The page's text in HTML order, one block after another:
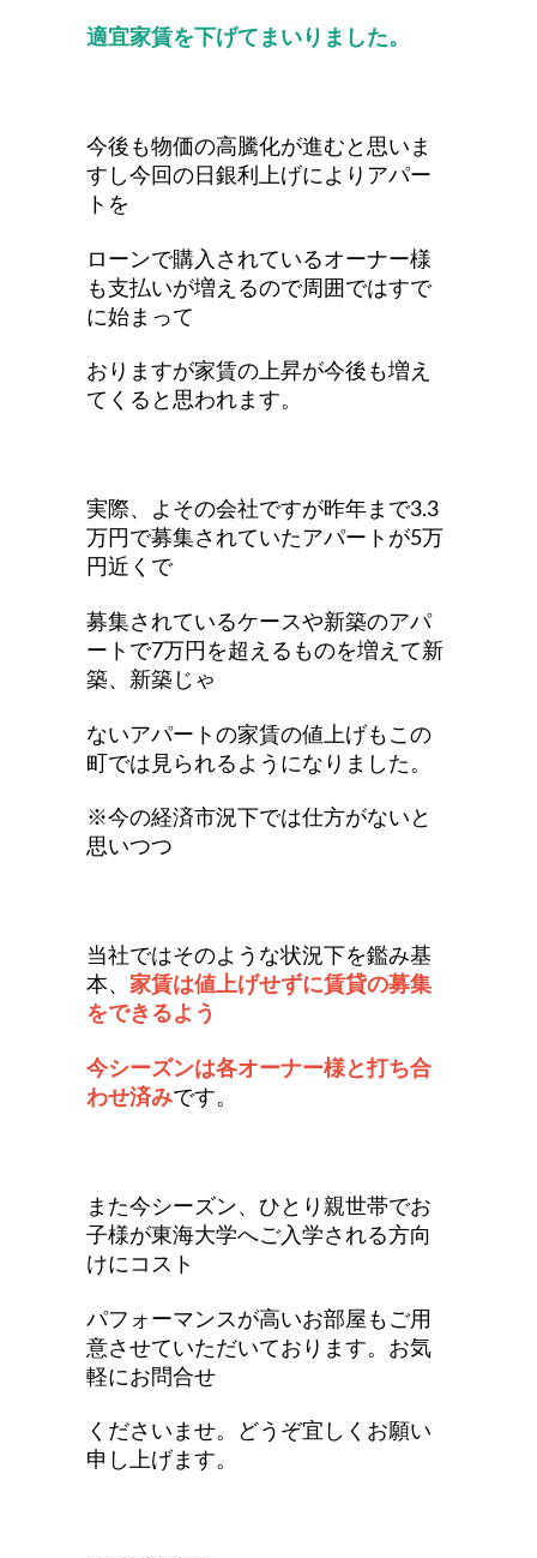
適宜家賃を下げてまいりました。
今後も物価の高騰化が進むと思いま
すし今回の日銀利上げによりアパー
トを
ローンで購入されているオーナー様
も支払いが増えるので周囲ではすで
に始まって
おりますが家賃の上昇が今後も増え
てくると思われます。
実際、よその会社ですが昨年まで3.3
万円で募集されていたアパートが5万
円近くで
募集されているケースや新築のアパ
ートで7万円を超えるものを増えて新
築、新築じゃ
ないアパートの家賃の値上げもこの
町では見られるようになりました。
※今の経済市況下では仕方がないと
思いつつ
当社ではそのような状況下を鑑み基
本、 家賃は値上げせずに賃貸の募集
をできるよう
今シーズンは各オーナー様と打ち合
わせ済みです。
また今シーズン、 ひとり親世帯でお
子様が東海大学へご入学される方向
けにコスト
パフォーマンスが高いお部屋もご用
意させていただいております。 お気
軽にお問合せ
くださいませ。どうぞ宜しくお願い
申し上げます。